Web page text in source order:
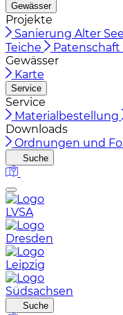
Gewässer
Projekte
Sanierung Alter
Teiche
Patenschaft
Gewässer
Karte
Service
Service
Materialbestellung
Downloads
Ordnungen und
Suche
LVSA
Dresden
Leipzig
Südsachsen
Suche